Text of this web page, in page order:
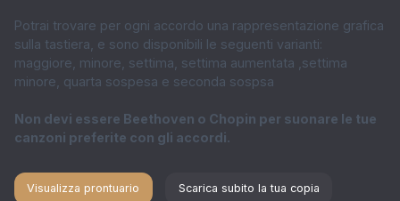
Potrai trovare per ogni accordo una rappresentazione grafica
sulla tastiera, e sono disponibili le seguenti varianti:
maggiore, minore, settima, settima aumentata ,settima
minore, quarta sospesa e seconda sospsa
Non devi essere Beethoven o Chopin per suonare le tue
canzoni preferite con gli accordi.
Visualizza prontuario Scarica subito la tua copia